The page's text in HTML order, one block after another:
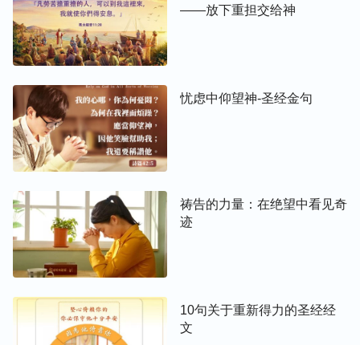
——放下重担交给神
忧虑中仰望神-圣经金句
祷告的力量：在绝望中看见奇
迹
10句关于重新得力的圣经经
文